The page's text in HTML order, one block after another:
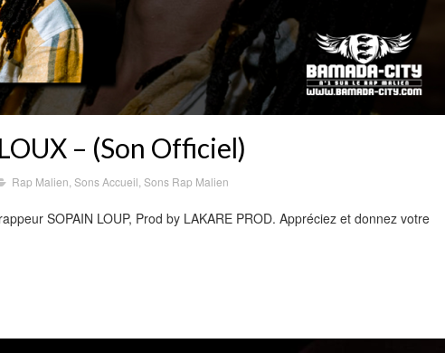
– (Son Officiel)
Rap Malien Sons Accueil Sons Rap Malien
SOPAIN LOUP, Prod by LAKARE PROD. Appréciez et donnez votre